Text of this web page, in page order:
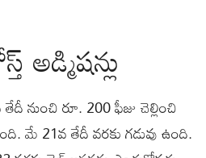
నుంచి రూ. 200 ఫీజు చెల్లించి
మే 21వ తేదీ వరకు గడువు ఉంది.